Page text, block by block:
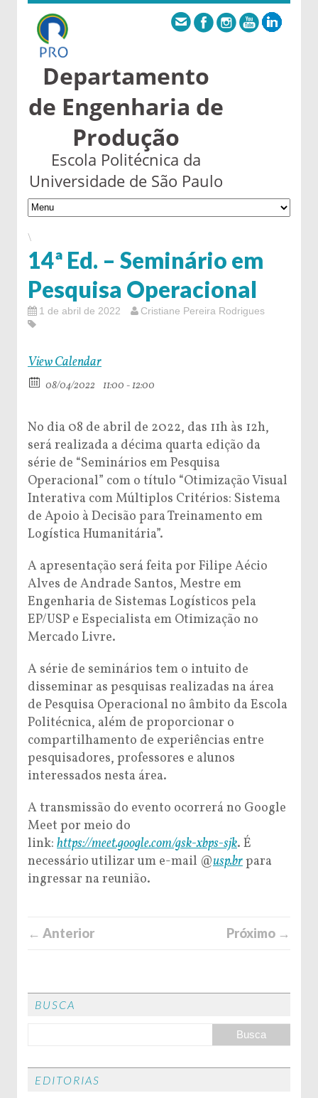
Departamento
de Engenharia de
Produção
Escola Politécnica da
Universidade de São Paulo
\
14ª Ed. – Seminário em
Pesquisa Operacional
1 de abril de 2022 Cristiane Pereira Rodrigues
View Calendar
08/04/2022 11:00 - 12:00
No dia 08 de abril de 2022, das 11h às 12h,
será realizada a décima quarta edição da
série de “Seminários em Pesquisa
Operacional” com o título “Otimização Visual
Interativa com Múltiplos Critérios: Sistema
de Apoio à Decisão para Treinamento em
Logística Humanitária”.
A apresentação será feita por Filipe Aécio
Alves de Andrade Santos, Mestre em
Engenharia de Sistemas Logísticos pela
EP/USP e Especialista em Otimização no
Mercado Livre.
A série de seminários tem o intuito de
disseminar as pesquisas realizadas na área
de Pesquisa Operacional no âmbito da Escola
Politécnica, além de proporcionar o
compartilhamento de experiências entre
pesquisadores, professores e alunos
interessados nesta área.
A transmissão do evento ocorrerá no Google
Meet por meio do
link: https://meet.google.com/gsk-xbps-sjk. É
necessário utilizar um e-mail @usp.brpara
ingressar na reunião.
← Anterior Próximo →
BUSCA
EDITORIAS